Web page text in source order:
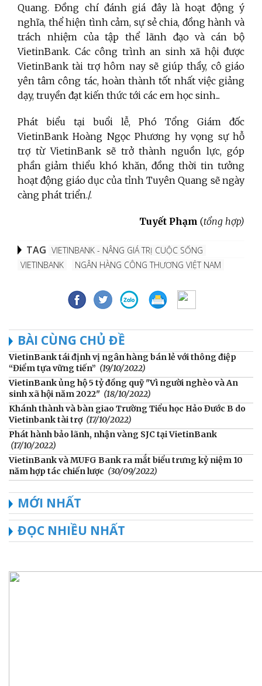
Quang. Đồng chí đánh giá đây là hoạt động ý
nghĩa, thể hiện tình cảm, sự sẻ chia, đồng hành và
trách nhiệm của tập thể lãnh đạo và cán bộ
VietinBank. Các công trình an sinh xã hội được
VietinBank tài trợ hôm nay sẽ giúp thầy, cô giáo
yên tâm công tác, hoàn thành tốt nhất việc giảng
dạy, truyền đạt kiến thức tới các em học sinh...
Phát biểu tại buổi lễ, Phó Tổng Giám đốc
VietinBank Hoàng Ngọc Phương hy vọng sự hỗ
trợ từ VietinBank sẽ trở thành nguồn lực, góp
phần giảm thiểu khó khăn, đồng thời tin tưởng
hoạt động giáo dục của tỉnh Tuyên Quang sẽ ngày
càng phát triển./.
Tuyết Phạm (tổng hợp)
TAG VIETINBANK - NÂNG GIÁ TRỊ CUỘC SỐNG
VIETINBANK
NGÂN HÀNG CÔNG THƯƠNG VIỆT NAM
BÀI CÙNG CHỦ ĐỀ
VietinBank tái định vị ngân hàng bán lẻ với thông điệp
“Điểm tựa vững tiến” (19/10/2022)
VietinBank ủng hộ 5 tỷ đồng quỹ "Vì người nghèo và An
sinh xã hội năm 2022" (18/10/2022)
Khánh thành và bàn giao Trường Tiểu học Hảo Đước B do
Vietinbank tài trợ (17/10/2022)
Phát hành bảo lãnh, nhận vàng SJC tại VietinBank
(17/10/2022)
VietinBank và MUFG Bank ra mắt biểu trưng kỷ niệm 10
năm hợp tác chiến lược (30/09/2022)
MỚI NHẤT
ĐỌC NHIỀU NHẤT